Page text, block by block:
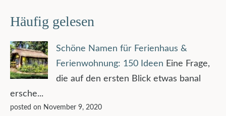
Häufig gelesen
Schöne Namen für Ferienhaus &
Ferienwohnung: 150 Ideen Eine Frage,
die auf den ersten Blick etwas banal
ersche...
posted on November 9, 2020